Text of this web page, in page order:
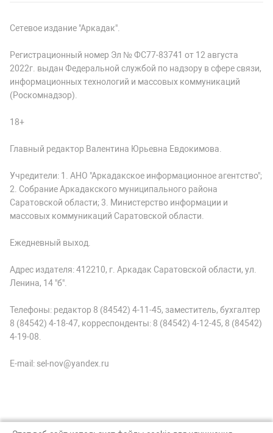
Сетевое издание "Аркадак".
Регистрационный номер Эл № ФС77-83741 от 12 августа
2022г. выдан Федеральной службой по надзору в сфере связи,
информационных технологий и массовых коммуникаций
(Роскомнадзор).
18+
Главный редактор Валентина Юрьевна Евдокимова.
Учредители: 1. АНО "Аркадакское информационное агентство";
2. Собрание Аркадакского муниципального района
Саратовской области; 3. Министерство информации и
массовых коммуникаций Саратовской области.
Ежедневный выход.
Адрес издателя: 412210, г. Аркадак Саратовской области, ул.
Ленина, 14 "б".
Телефоны: редактор 8 (84542) 4-11-45, заместитель, бухгалтер
8 (84542) 4-18-47, корреспонденты: 8 (84542) 4-12-45, 8 (84542)
4-19-08.
E-mail: sel-nov@yandex.ru